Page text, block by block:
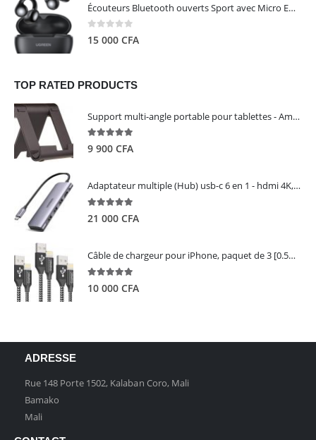
Écouteurs Bluetooth ouverts Sport avec Micro ENC IPX5 – HiTune S3 UGREEN 45785
0 out of 5
15 000 CFA
TOP RATED PRODUCTS
Support multi-angle portable pour tablettes - Amazon Basics
5.00out of 5
9 900 CFA
Adaptateur multiple (Hub) usb-c 6 en 1 - hdmi 4K, 3 ports USB 3.0 et lecteur de carte sd tf - UGREEN
5.00out of 5
21 000 CFA
Câble de chargeur pour iPhone, paquet de 3 [0.5M 1M 2M] - GIANAC
5.00out of 5
10 000 CFA
ADRESSE
Rue 148 Porte 1502, Kalaban Coro, Mali
Bamako
Mali